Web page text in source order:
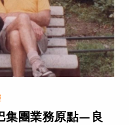
集團業務原點—良